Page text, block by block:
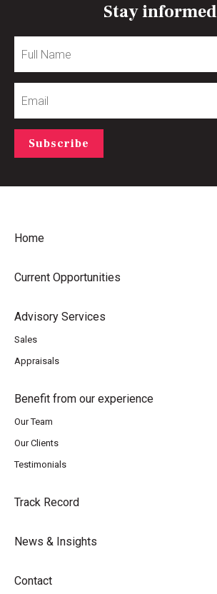
Stay informed
Name
Subscribe
Home
Current Opportunities
Advisory Services
Sales
Appraisals
Benefit from our experience
Our Team
Our Clients
Testimonials
Track Record
News & Insights
Contact